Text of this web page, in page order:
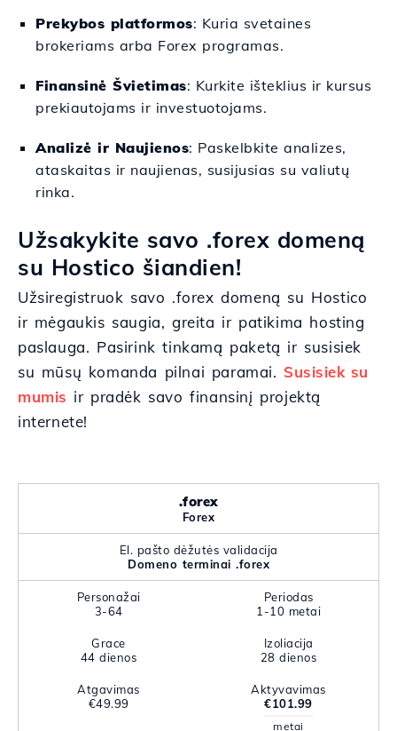
Prekybos platformos: Kuria svetaines
brokeriams arba Forex programas.
Finansinė Švietimas: Kurkite išteklius ir kursus
prekiautojams ir investuotojams.
Analizė ir Naujienos: Paskelbkite analizes,
ataskaitas ir naujienas, susijusias su valiutų
rinka.
Užsakykite savo .forex domeną
su Hostico šiandien!
Užsiregistruok savo .forex domeną su Hostico
ir mėgaukis saugia, greita ir patikima hosting
paslauga. Pasirink tinkamą paketą ir susisiek
su mūsų komanda pilnai paramai. Susisiek su
mumis ir pradėk savo finansinį projektą
internete!
.forex
Forex
El. pašto dėžutės validacija
Domeno terminai .forex
Personažai
3-64
Periodas
1-10 metai
Grace
44 dienos
Izoliacija
28 dienos
Atgavimas
€49.99
Aktyvavimas
€101.99
metai